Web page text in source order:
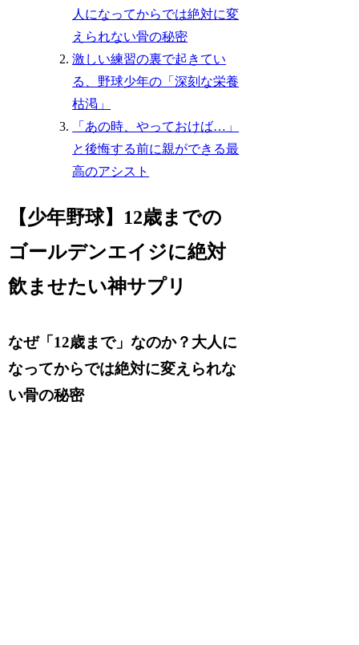
人になってからでは絶対に変
えられない骨の秘密
激しい練習の裏で起きてい
る、野球少年の「深刻な栄養
枯渇」
「あの時、やっておけば…」
と後悔する前に親ができる最
高のアシスト
【少年野球】12歳までの
ゴールデンエイジに絶対
飲ませたい神サプリ
なぜ「12歳まで」なのか？大人に
なってからでは絶対に変えられな
い骨の秘密